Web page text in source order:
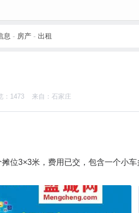
息 - 房产 - 出租
：1473 来自：石家庄
位3×3米，费用已交，包含一个小